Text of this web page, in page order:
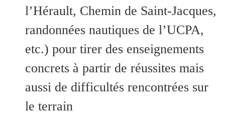
l’Hérault, Chemin de Saint-Jacques,
randonnées nautiques de l’UCPA,
etc.) pour tirer des enseignements
concrets à partir de réussites mais
aussi de difficultés rencontrées sur
le terrain